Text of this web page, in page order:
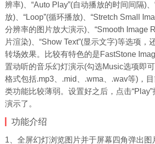
辨率)、“Auto Play”(自动播放的时间间隔)
放)、“Loop”(循环播放)、“Stretch Small
分辨率的图片放大演示)、“Smooth Image
片渲染)、“Show Text”(显示文字)等选项，
转场效果。比较有特色的是FastStone
置动听的音乐幻灯演示(勾选Music选项即
格式包括.mp3、.mid、.wma、.wav等)，
类功能比较薄弱。设置好之后，点击
演示了。
功能介绍
1、全屏幻灯浏览图片并于屏幕四角弹出图